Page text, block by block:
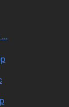
…